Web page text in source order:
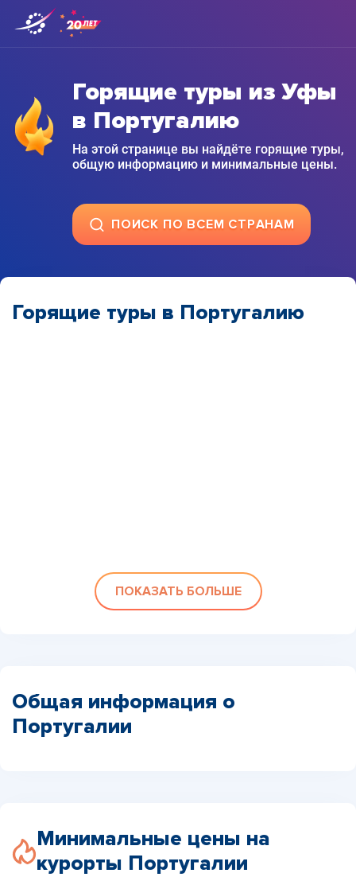
Горящие туры из Уфы
в Португалию
На этой странице вы найдёте горящие туры,
общую информацию и минимальные цены.
ПОИСК ПО ВСЕМ СТРАНАМ
Горящие туры в Португалию
ПОКАЗАТЬ БОЛЬШЕ
Общая информация о
Португалии
Минимальные цены на
курорты Португалии